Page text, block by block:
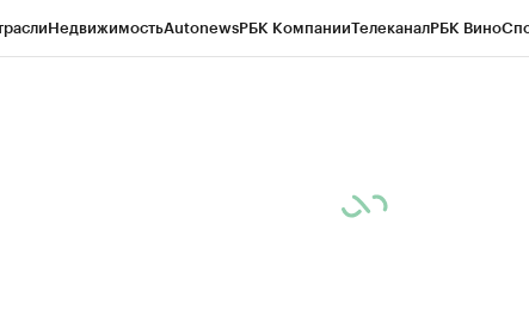
НедвижимостьAutonewsРБК КомпанииТелеканалРБК Вино